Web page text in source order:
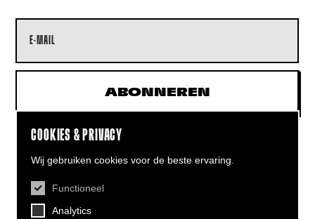
COOKIES & PRIVACY
Wij gebruiken cookies voor de beste ervaring.
Functioneel
Analytics
Name
E-mailadres
ABONNEREN
CONTACT